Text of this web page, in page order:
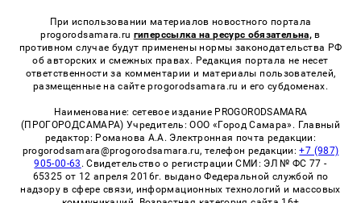
При использовании материалов новостного портала
progorodsamara.ru гиперссылка на ресурс обязательна, в
противном случае будут применены нормы законодательства РФ
об авторских и смежных правах. Редакция портала не несет
ответственности за комментарии и материалы пользователей,
размещенные на сайте progorodsamara.ru и его субдоменах.
Наименование: сетевое издание PROGORODSAMARA
(ПРОГОРОДСАМАРА) Учредитель: ООО «Город Самара». Главный
редактор: Романова А.А. Электронная почта редакции:
progorodsamara@progorodsamara.ru, телефон редакции:+7 (987)
905-00-63 . Свидетельство о регистрации СМИ: ЭЛ № ФС 77 -
65325 от 12 апреля 2016г. выдано Федеральной службой по
надзору в сфере связи, информационных технологий и массовых